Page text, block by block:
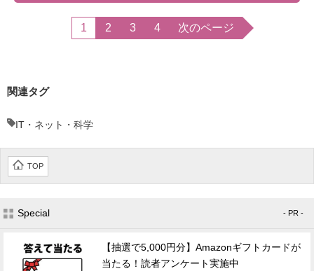
1 2 3 4 次のページ
関連タグ
IT・ネット・科学
TOP
Special - PR -
【抽選で5,000円分】Amazonギフトカードが
当たる！読者アンケート実施中